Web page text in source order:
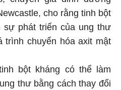
cho rằng tinh bột
sự phát triển của ung thư
trình chuyển hóa axit mật
bột kháng có thể làm
thư bằng cách thay đổi